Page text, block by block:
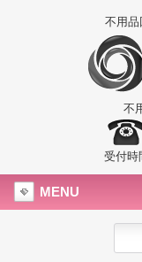
不用品
不
受付時
MENU